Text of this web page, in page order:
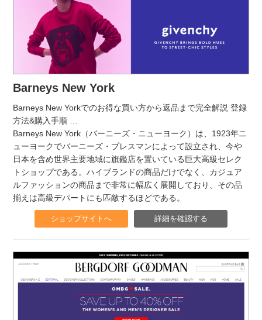
Barneys New York
Barneys New Yorkでのお得な買い方から返品まで完全解説 登録
方法&購入手順
Barneys New York（バーニーズ・ニューヨーク）は、1923年ニ
ューヨークでバーニーズ・プレスマンによって設立され、今や
日本を含め世界主要地域に旗鑑店を置いている巨大高級セレク
トショップである。ハイブランドの商品だけでなく、カジュア
ルファッションの商品まで非常に幅広く展開しており、その品
揃えは高級デパートにも匹敵するほどである。
ショップサイトへ 詳細を確認する